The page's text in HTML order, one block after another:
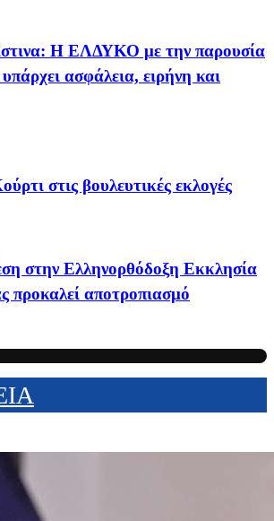
Η ΕΛΔΥΚΟ με την παρουσία
υπάρχει ασφάλεια, ειρήνη και
στις βουλευτικές εκλογές
στην Ελληνορθόδοξη Εκκλησία
προκαλεί αποτροπιασμό